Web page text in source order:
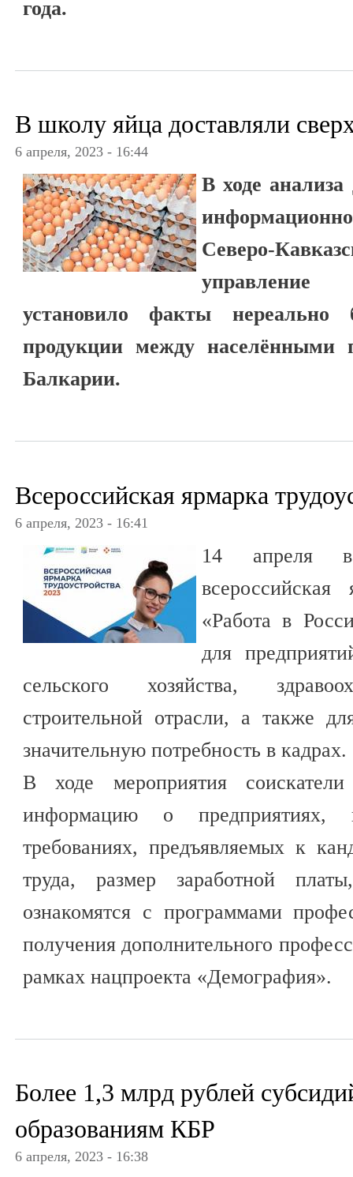
года.
В школу яйца доставляли
6 апреля, 2023 - 16:44
В ходе
Северо-
управление
установило факты нереально
продукции между населёнными
Балкарии.
Всероссийская ярмарка
6 апреля, 2023 - 16:41
14 апреля
всероссийская
«Работа в
для
сельского хозяйства,
строительной отрасли, а также
значительную потребность в кадрах.
В ходе мероприятия
информацию о
требованиях, предъявляемых к
труда, размер заработной
ознакомятся с программами
получения дополнительного
рамках нацпроекта «Демография».
Более 1,3 млрд рублей
образованиям КБР
6 апреля, 2023 - 16:38